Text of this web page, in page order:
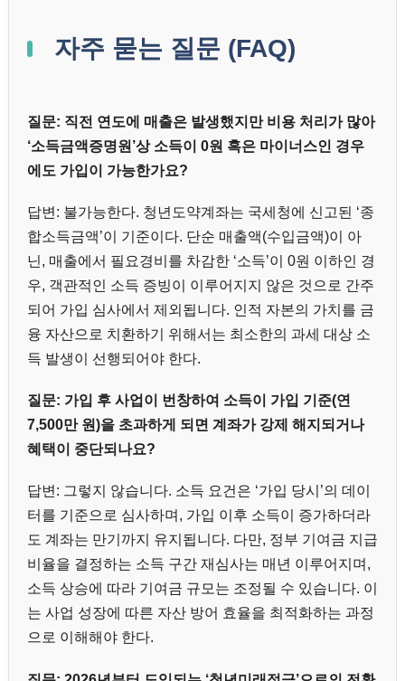
자주 묻는 질문 (FAQ)
질문: 직전 연도에 매출은 발생했지만 비용 처리가 많아
‘소득금액증명원’상 소득이 0원 혹은 마이너스인 경우
에도 가입이 가능한가요?
답변: 불가능한다. 청년도약계좌는 국세청에 신고된 ‘종
합소득금액’이 기준이다. 단순 매출액(수입금액)이 아
닌, 매출에서 필요경비를 차감한 ‘소득’이 0원 이하인 경
우, 객관적인 소득 증빙이 이루어지지 않은 것으로 간주
되어 가입 심사에서 제외됩니다. 인적 자본의 가치를 금
융 자산으로 치환하기 위해서는 최소한의 과세 대상 소
득 발생이 선행되어야 한다.
질문: 가입 후 사업이 번창하여 소득이 가입 기준(연
7,500만 원)을 초과하게 되면 계좌가 강제 해지되거나
혜택이 중단되나요?
답변: 그렇지 않습니다. 소득 요건은 ‘가입 당시’의 데이
터를 기준으로 심사하며, 가입 이후 소득이 증가하더라
도 계좌는 만기까지 유지됩니다. 다만, 정부 기여금 지급
비율을 결정하는 소득 구간 재심사는 매년 이루어지며,
소득 상승에 따라 기여금 규모는 조정될 수 있습니다. 이
는 사업 성장에 따른 자산 방어 효율을 최적화하는 과정
으로 이해해야 한다.